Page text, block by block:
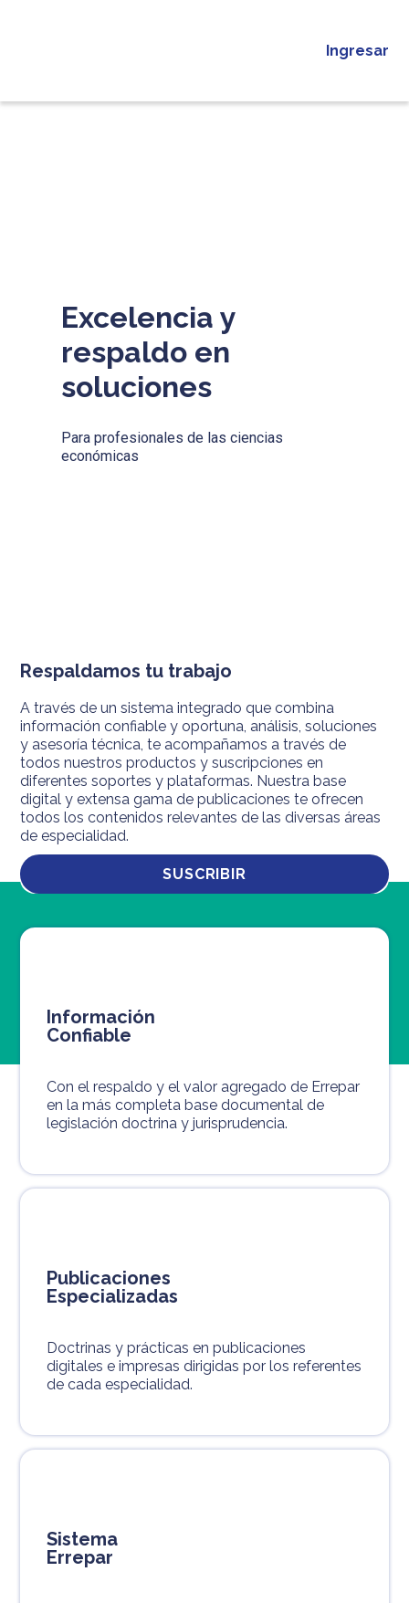
Ingresar
Excelencia y
respaldo en
soluciones
Para profesionales de las ciencias
económicas
Respaldamos tu trabajo
A través de un sistema integrado que combina
información confiable y oportuna, análisis, soluciones
y asesoría técnica, te acompañamos a través de
todos nuestros productos y suscripciones en
diferentes soportes y plataformas. Nuestra base
digital y extensa gama de publicaciones te ofrecen
todos los contenidos relevantes de las diversas áreas
de especialidad.
SUSCRIBIR
Información
Confiable
Con el respaldo y el valor agregado de Errepar
en la más completa base documental de
legislación doctrina y jurisprudencia.
Publicaciones
Especializadas
Doctrinas y prácticas en publicaciones
digitales e impresas dirigidas por los referentes
de cada especialidad.
Sistema
Errepar